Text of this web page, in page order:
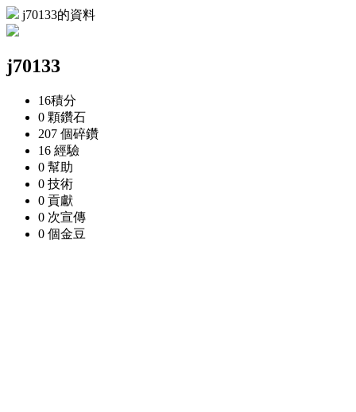
j70133的資料
j70133
16積分
0 顆鑽石
207 個碎鑽
16 經驗
0 幫助
0 技術
0 貢獻
0 次宣傳
0 個金豆